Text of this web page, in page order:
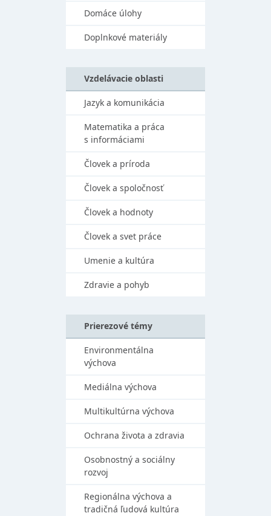
Domáce úlohy
Doplnkové materiály
Vzdelávacie oblasti
Jazyk a komunikácia
Matematika a práca
s informáciami
Človek a príroda
Človek a spoločnosť
Človek a hodnoty
Človek a svet práce
Umenie a kultúra
Zdravie a pohyb
Prierezové témy
Environmentálna
výchova
Mediálna výchova
Multikultúrna výchova
Ochrana života a zdravia
Osobnostný a sociálny
rozvoj
Regionálna výchova a
tradičná ľudová kultúra